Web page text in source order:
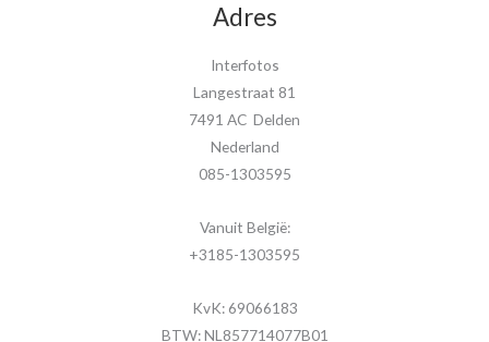
Adres
Interfotos
Langestraat 81
7491 AC Delden
Nederland
085-1303595
Vanuit België:
+3185-1303595
KvK: 69066183
BTW: NL857714077B01